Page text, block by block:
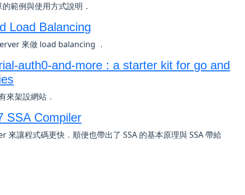
範例與使用方式說明．
Load Balancing
來做 load balancing ．
auth0-and-more : a starter kit for go and
來架設網站．
SSA Compiler
來讓程式碼更快．順便也帶出了 SSA 的基本原理與 SSA 帶給